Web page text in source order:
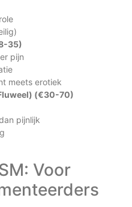
35)
pijn
meets erotiek
(€30-70)
pijnlijk
Voor